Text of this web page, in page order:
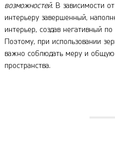
возможностей. В зависимости
интерьеру завершенный,
интерьер, создав негативный
Поэтому, при использовании
важно соблюдать меру и общую
пространства.